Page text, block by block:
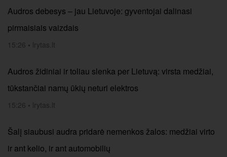
Audros debesys – jau Lietuvoje: gyventojai dalinasi
pirmaisiais vaizdais
15:26 • lrytas.lt
Audros židiniai ir toliau slenka per Lietuvą: virsta medžiai,
tūkstančiai namų ūkių neturi elektros
15:26 • lrytas.lt
Šalį siaubusi audra pridarė nemenkos žalos: medžiai virto
ir ant kelio, ir ant automobilių